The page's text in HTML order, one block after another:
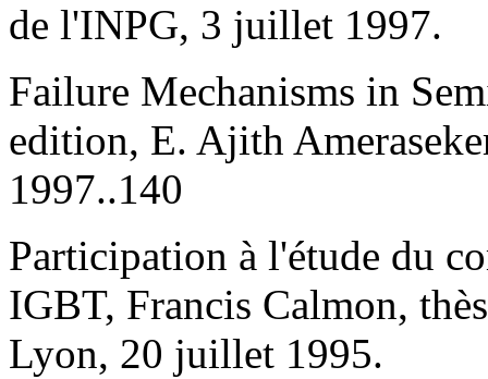
de l'INPG, 3 juillet 1997.
Failure Mechanisms in
edition, E. Ajith
1997..140
Participation à l'étude du
IGBT, Francis Calmon,
Lyon, 20 juillet 1995.